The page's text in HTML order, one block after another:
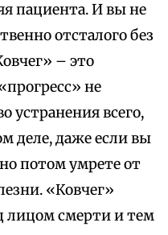
пациента. И вы не
отсталого без
– это
не
устранения всего,
деле, даже если вы
потом умрете от
«Ковчег»
лицом смерти и тем